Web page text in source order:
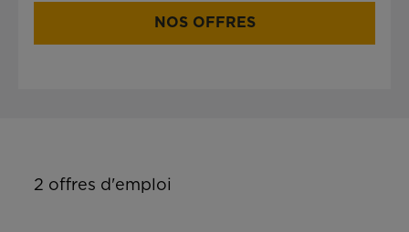
NOS OFFRES
2 offres d'emploi